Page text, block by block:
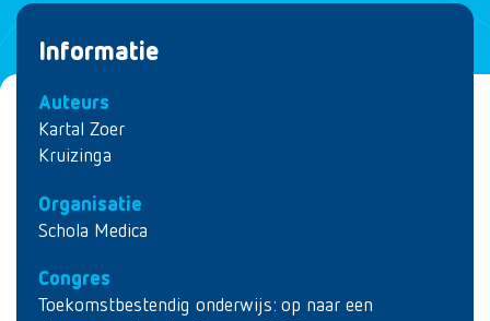
Informatie
Auteurs
Kartal Zoer
Kruizinga
Organisatie
Schola Medica
Congres
Toekomstbestendig onderwijs: op naar een